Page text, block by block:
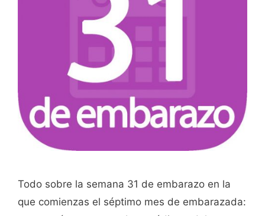
Todo sobre la semana 31 de embarazo en la
que comienzas el séptimo mes de embarazada: